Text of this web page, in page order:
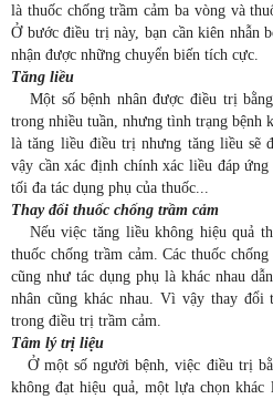
là thuốc chống trầm cảm ba vòng và
Ở bước điều trị này, bạn cần kiên nhẫn
nhận được những chuyển biến tích cực.
Tăng liều
Một số bệnh nhân được điều trị
trong nhiều tuần, nhưng tình trạng bệnh
là tăng liều điều trị nhưng tăng liều sẽ
vậy cần xác định chính xác liều đáp
tối đa tác dụng phụ của thuốc...
Thay đổi thuốc chống trầm cảm
Nếu việc tăng liều không hiệu quả
thuốc chống trầm cảm. Các thuốc
cũng như tác dụng phụ là khác nhau
nhân cũng khác nhau. Vì vậy thay đổi
trong điều trị trầm cảm.
Tâm lý trị liệu
Ở một số người bệnh, việc điều trị
không đạt hiệu quả, một lựa chọn